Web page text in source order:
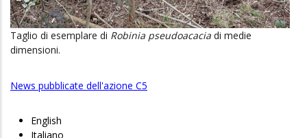
Taglio di esemplare di Robinia pseudoacacia di medie
dimensioni.
News pubblicate dell'azione C5
English
Italiano